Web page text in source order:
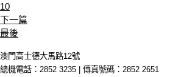
10
下一篇
最後
澳門高士德大馬路12號
總機電話：2852 3235 | 傳真號碼：2852 2651